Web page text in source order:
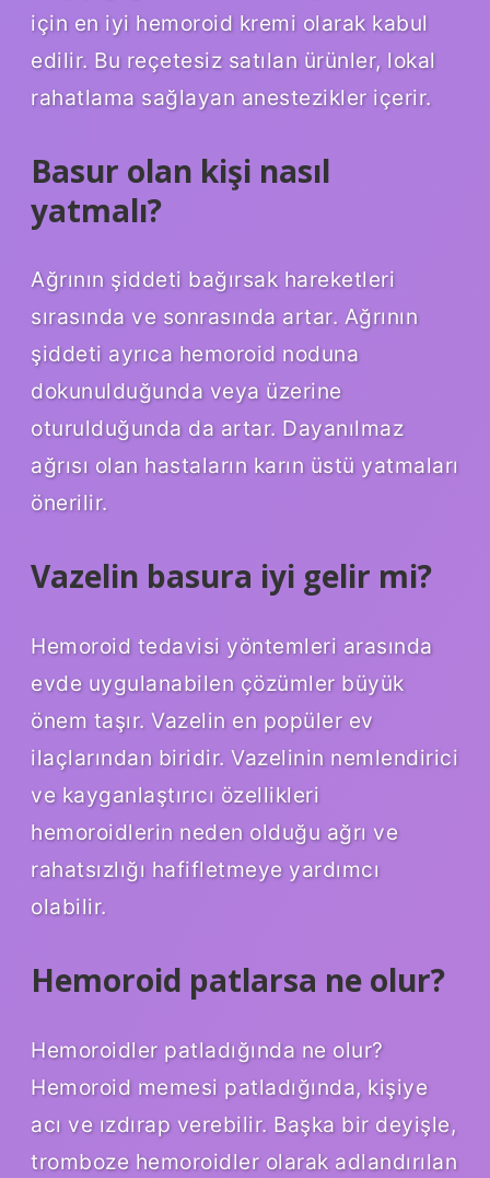
için en iyi hemoroid kremi olarak kabul
edilir. Bu reçetesiz satılan ürünler, lokal
rahatlama sağlayan anestezikler içerir.
Basur olan kişi nasıl
yatmalı?
Ağrının şiddeti bağırsak hareketleri
sırasında ve sonrasında artar. Ağrının
şiddeti ayrıca hemoroid noduna
dokunulduğunda veya üzerine
oturulduğunda da artar. Dayanılmaz
ağrısı olan hastaların karın üstü yatmaları
önerilir.
Vazelin basura iyi gelir mi?
Hemoroid tedavisi yöntemleri arasında
evde uygulanabilen çözümler büyük
önem taşır. Vazelin en popüler ev
ilaçlarından biridir. Vazelinin nemlendirici
ve kayganlaştırıcı özellikleri
hemoroidlerin neden olduğu ağrı ve
rahatsızlığı hafifletmeye yardımcı
olabilir.
Hemoroid patlarsa ne olur?
Hemoroidler patladığında ne olur?
Hemoroid memesi patladığında, kişiye
acı ve ızdırap verebilir. Başka bir deyişle,
tromboze hemoroidler olarak adlandırılan